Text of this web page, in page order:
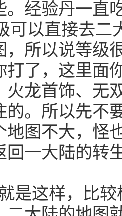
。经验丹一直
可以直接去二
，所以说等级
打了，这里面
火龙首饰、无
的。所以先不
地图不大，怪
回一大陆的转
是这样，比